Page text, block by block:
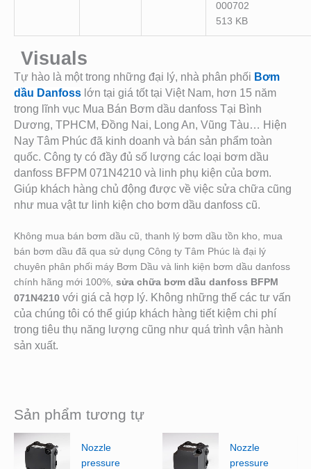
000702
513 KB
Visuals
Tự hào là một trong những đại lý, nhà phân phối Bơm
dầu Danfoss lớn tại giá tốt tại Việt Nam, hơn 15 năm
trong lĩnh vục Mua Bán Bơm dầu danfoss Tại Bình
Dương, TPHCM, Đồng Nai, Long An, Vũng Tàu… Hiện
Nay Tâm Phúc đã kinh doanh và bán sản phẩm toàn
quốc. Công ty có đầy đủ số lượng các loại bơm dầu
danfoss BFPM 071N4210 và linh phụ kiện của bơm.
Giúp khách hàng chủ động được về việc sửa chữa cũng
như mua vật tư linh kiện cho bơm dầu danfoss cũ.
Không mua bán bơm dầu cũ, thanh lý bơm dầu tồn kho, mua
bán bơm dầu đã qua sử dụng Công ty Tâm Phúc là đại lý
chuyên phân phối máy Bơm Dầu và linh kiện bơm dầu danfoss
chính hãng mới 100%, sửa chữa bơm dầu danfoss BFPM
071N4210 với giá cả hợp lý. Không những thế các tư vấn
của chúng tôi có thể giúp khách hàng tiết kiệm chi phí
trong tiêu thụ năng lượng cũng như quá trình vận hành
sản xuất.
Sản phẩm tương tự
Nozzle
pressure
Nozzle
pressure